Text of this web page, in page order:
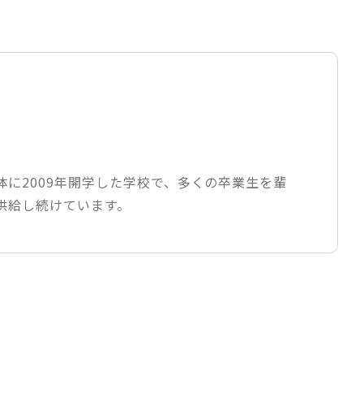
2009年開学した学校で、多くの卒業生を輩
し続けています。